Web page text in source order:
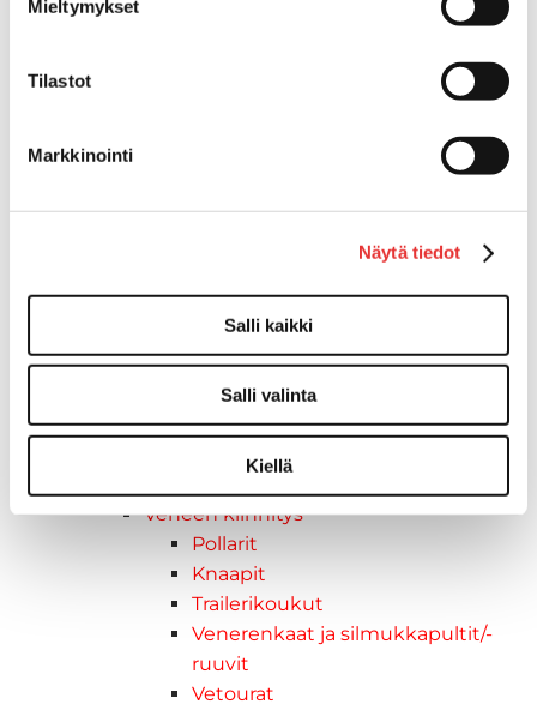
Mieltymykset
Tilastot
Markkinointi
Näytä tiedot
Salli kaikki
Salli valinta
Kiellä
Kuljetusrampit
Kädensija, metallia
Taavetit
Venetuolit ja -tuolinjalat
Liukukoneistot
Tuolinjalat
Veneen kiinnitys
Pollarit
Knaapit
Trailerikoukut
Venerenkaat ja silmukkapultit/-
ruuvit
Vetourat